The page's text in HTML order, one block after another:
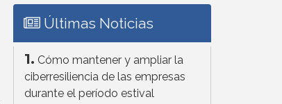
Últimas Noticias
1. Cómo mantener y ampliar la
ciberresiliencia de las empresas
durante el período estival